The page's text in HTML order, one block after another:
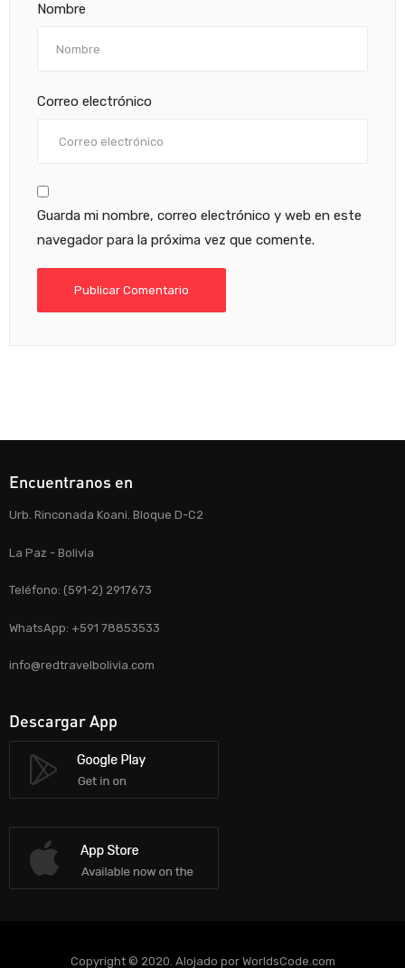
Nombre
Correo electrónico
Guarda mi nombre, correo electrónico y web en este
navegador para la próxima vez que comente.
Encuentranos en
Urb. Rinconada Koani. Bloque D-C2
La Paz - Bolivia
Teléfono: (591-2) 2917673
WhatsApp: +591 78853533
info@redtravelbolivia.com
Descargar App
Copyright © 2020. Alojado por WorldsCode.com